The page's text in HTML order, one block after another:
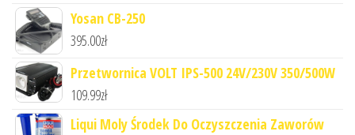
Yosan CB-250
395.00zł
Przetwornica VOLT IPS-500 24V/230V 350/500W
109.99zł
Liqui Moly Środek Do Oczyszczenia Zaworów